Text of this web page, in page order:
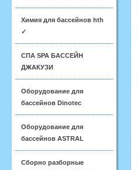
Химия для бассейнов hth
✓
СПА SPA БАССЕЙН
ДЖАКУЗИ
Оборудование для
бассейнов Dinotec
Оборудование для
бассейнов ASTRAL
Сборно разборные